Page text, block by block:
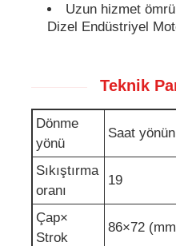
Kanopi Jeneratör Seti
Jeneratör Bakımı
Kaynak Jeneratör Seti
jeneratör motor
Uzun hizmet
Dizel Endüstriyel
Teknik
Dönme
yönü
Saat
Sıkıştırma
oranı
19
Çap×
Strok
86×72